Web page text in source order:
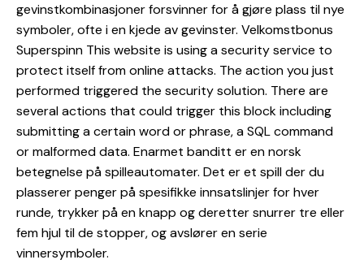
gevinstkombinasjoner forsvinner for å gjøre plass til nye
symboler, ofte i en kjede av gevinster. Velkomstbonus
Superspinn This website is using a security service to
protect itself from online attacks. The action you just
performed triggered the security solution. There are
several actions that could trigger this block including
submitting a certain word or phrase, a SQL command
or malformed data. Enarmet banditt er en norsk
betegnelse på spilleautomater. Det er et spill der du
plasserer penger på spesifikke innsatslinjer for hver
runde, trykker på en knapp og deretter snurrer tre eller
fem hjul til de stopper, og avslører en serie
vinnersymboler.